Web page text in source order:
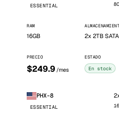
ESSENTIAL
RAM
16GB 2x 2TB SATA
PRECIO
$249.9 /mes
ESTADO
En stock
PHX-8
ESSENTIAL